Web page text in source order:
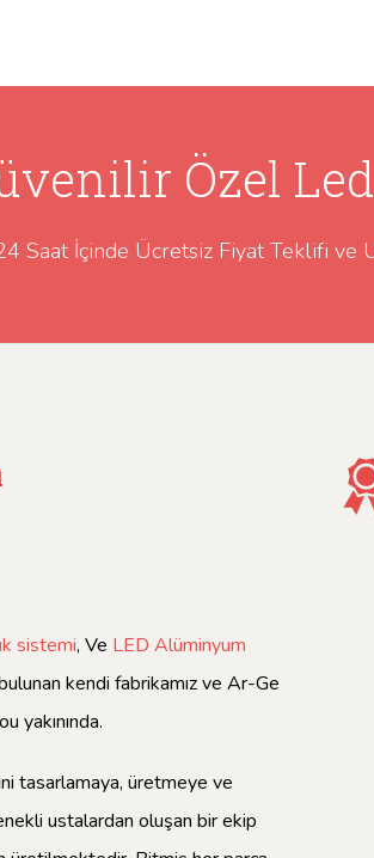
Özel
Saat İçinde Ücretsiz Fiyat Teklifi ve
sistemi, Ve LED Alüminyum
kendi fabrikamız ve Ar-Ge
yakınında.
tasarlamaya, üretmeye ve
ustalardan oluşan bir ekip